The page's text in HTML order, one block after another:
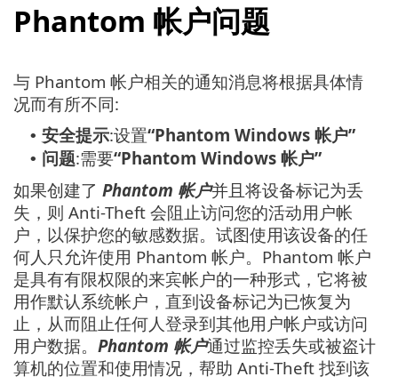
Phantom 帐户问题
与 Phantom 帐户相关的通知消息将根据具体情
况而有所不同:
• 安全提示:设置“Phantom Windows 帐户”
• 问题:需要“Phantom Windows 帐户”
如果创建了 Phantom 帐户并且将设备标记为丢
失，则 Anti-Theft 会阻止访问您的活动用户帐
户，以保护您的敏感数据。试图使用该设备的任
何人只允许使用 Phantom 帐户。Phantom 帐户
是具有有限权限的来宾帐户的一种形式，它将被
用作默认系统帐户，直到设备标记为已恢复为
止，从而阻止任何人登录到其他用户帐户或访问
用户数据。 Phantom 帐户通过监控丢失或被盗计
算机的位置和使用情况，帮助 Anti-Theft 找到该